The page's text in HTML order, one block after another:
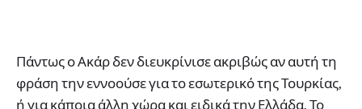
Πάντως ο Ακάρ δεν διευκρίνισε ακριβώς αν αυτή τη
φράση την εννοούσε για το εσωτερικό της Τουρκίας,
ή για κάποια άλλη χώρα και ειδικά την Ελλάδα. Το